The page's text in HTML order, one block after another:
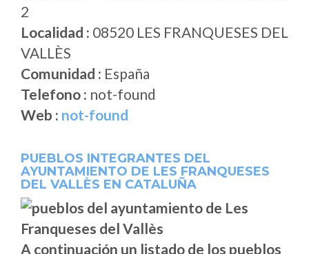
2
Localidad : 08520 LES FRANQUESES DEL
VALLÈS
Comunidad : España
Telefono : not-found
Web : not-found
PUEBLOS INTEGRANTES DEL
AYUNTAMIENTO DE LES FRANQUESES
DEL VALLÈS EN CATALUÑA
A continuación un listado de los pueblos